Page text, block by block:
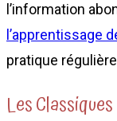
l’information
l’apprentissage
pratique
Les